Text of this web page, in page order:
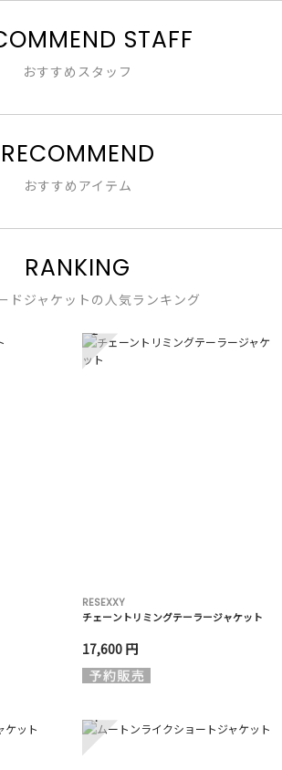
す。
／
5
で
星
3
す。
STAFF
おすすめスタッフ
RECOMMEND
おすすめアイテム
RANKING
ドジャケットの人気ランキング
2
RESEXXY
チェーントリミングテーラージャケット
17,600 円
4